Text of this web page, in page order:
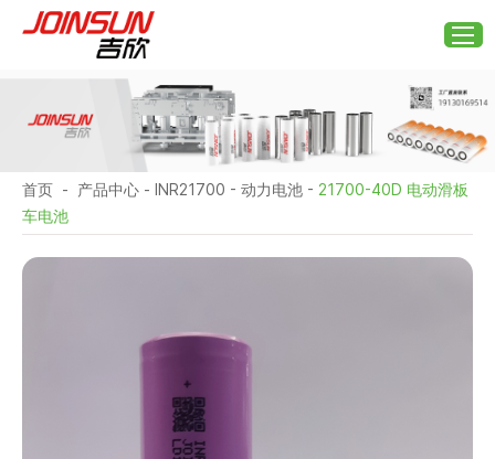
首页 - 产品中心 - INR21700 - 动力电池 - 21700-40D 电动滑板
车电池